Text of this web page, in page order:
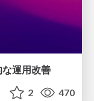
運用改善
2 470